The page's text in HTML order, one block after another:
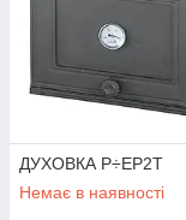
ДУХОВКА P÷EP2T
Немає в наявності